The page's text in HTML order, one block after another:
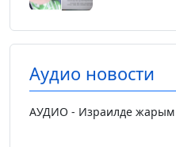
Аудио новости
АУДИО - Израилде жарым